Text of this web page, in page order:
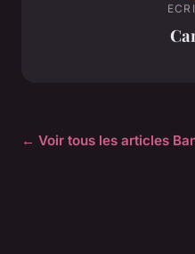
← Voir tous les articles